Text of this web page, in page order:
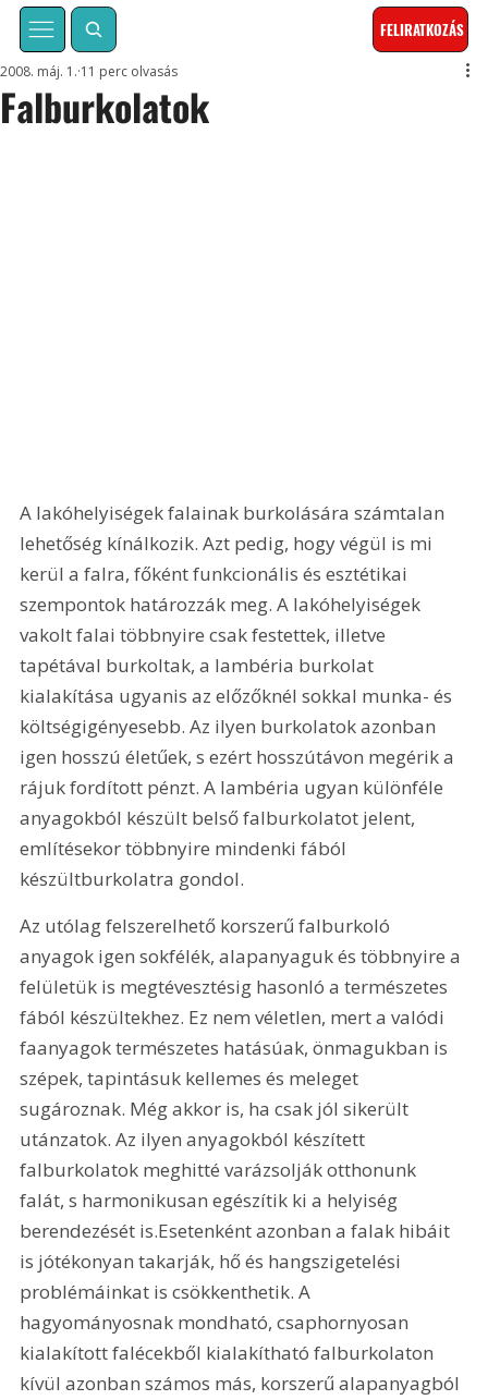
FELIRATKOZÁS
Falburkolatok
2008. máj. 1. 11 perc olvasás
A lakóhelyiségek falainak burkolására számtalan
lehetőség kínálkozik. Azt pedig, hogy végül is mi
kerül a falra, főként funkcionális és esztétikai
szempontok határozzák meg. A lakóhelyiségek
vakolt falai többnyire csak festettek, illetve
tapétával burkoltak, a lambéria burkolat
kialakítása ugyanis az előzőknél sokkal munka- és
költségigényesebb. Az ilyen burkolatok azonban
igen hosszú életűek, s ezért hosszútávon megérik a
rájuk fordított pénzt. A lambéria ugyan különféle
anyagokból készült belső falburkolatot jelent,
említésekor többnyire mindenki fából
készültburkolatra gondol.
Az utólag felszerelhető korszerű falburkoló
anyagok igen sokfélék, alapanyaguk és többnyire a
felületük is megtévesztésig hasonló a természetes
fából készültekhez. Ez nem véletlen, mert a valódi
faanyagok természetes hatásúak, önmagukban is
szépek, tapintásuk kellemes és meleget
sugároznak. Még akkor is, ha csak jól sikerült
utánzatok. Az ilyen anyagokból készített
falburkolatok meghitté varázsolják otthonunk
falát, s harmonikusan egészítik ki a helyiség
berendezését is.Esetenként azonban a falak hibáit
is jótékonyan takarják, hő és hangszigetelési
problémáinkat is csökkenthetik. A
hagyományosnak mondható, csaphornyosan
kialakított falécekből kialakítható falburkolaton
kívül azonban számos más, korszerű alapanyagból